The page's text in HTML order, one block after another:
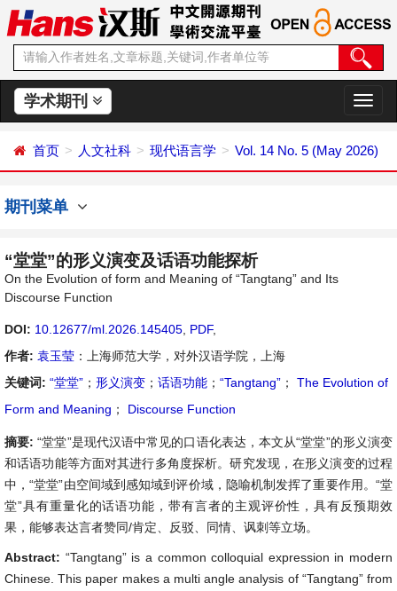
学术期刊
切
换
航
首页 人文社科 现代语言学 Vol. 14 No. 5 (May 2026)
期刊菜单
“堂堂”的形义演变及话语功能探析
On the Evolution of form and Meaning of “Tangtang” and Its
Discourse Function
DOI: 10.12677/ml.2026.145405 PDF,
作者: 袁玉莹 ：上海师范大学，对外汉语学院，上海
关键词: “堂堂” ； 形义演变 ； 话语功能 ； “Tangtang” ；
The Evolution of
Form and Meaning ； Discourse Function
摘要:“堂堂”是现代汉语中常见的口语化表达，本文从“堂堂”的形义演变
和话语功能等方面对其进行多角度探析。研究发现，在形义演变的过程
中，“堂堂”由空间域到感知域到评价域，隐喻机制发挥了重要作用。“堂
堂”具有重量化的话语功能，带有言者的主观评价性，具有反预期效
果，能够表达言者赞同/肯定、反驳、同情、讽刺等立场。
Abstract: “Tangtang” is a common colloquial expression in modern
Chinese. This paper makes a multi angle analysis of “Tangtang” from